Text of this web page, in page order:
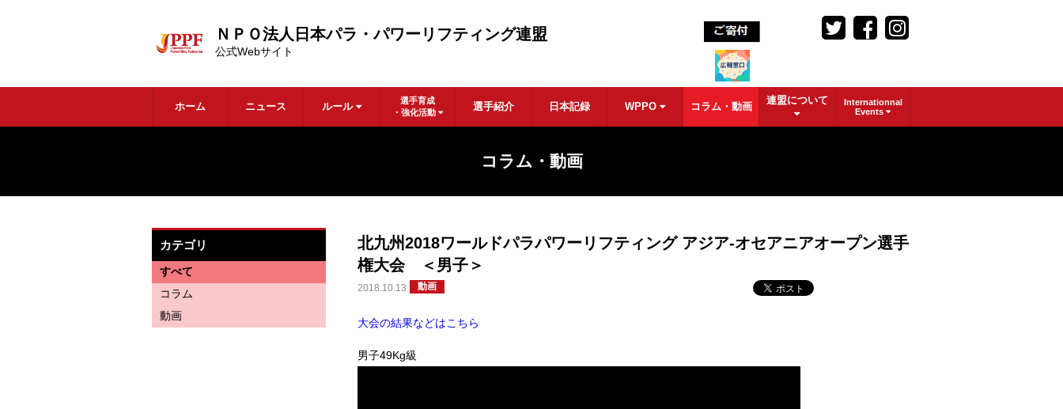
ＮＰＯ法人日本パラ・パワーリフティング連盟
公式Webサイト
ホーム ニュース ルール
選手育成
・強化活動
選手紹介 日本記録 WPPO コラム・動画
連盟について
Internationnal
Events
コラム・動画
カテゴリ
すべて
コラム
動画
北九州2018ワールドパラパワーリフティング アジア-オセアニアオープン選手
権大会 ＜男子＞
2018.10.13 動画
大会の結果などはこちら
男子49Kg級